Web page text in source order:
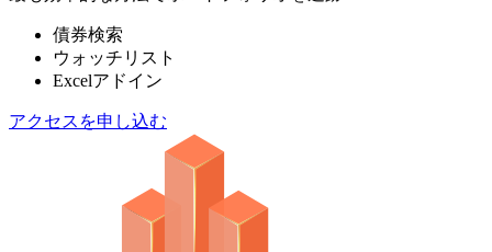
債券検索
ウォッチリスト
Excelアドイン
アクセスを申し込む